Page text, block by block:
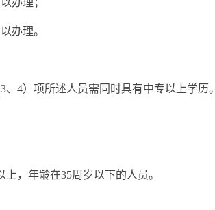
办理；
办理。
4）项所述人员需同时具有中专以上学历。
，年龄在35周岁以下的人员。